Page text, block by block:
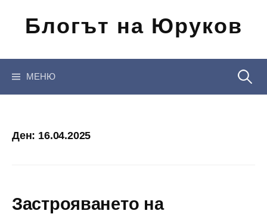
съдържанието
Блогът на Юруков
МЕНЮ
Ден: 16.04.2025
Застрояването на